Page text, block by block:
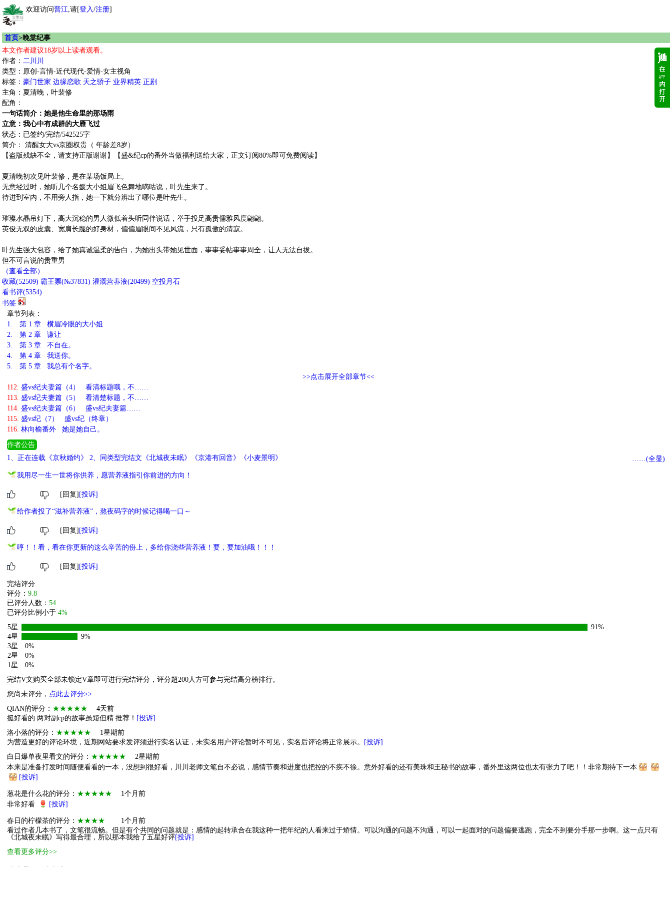
欢迎访问晋江,请[登入/注册]
首页>晚棠纪事
本文作者建议18岁以上读者观看。
作者： 二川川
类型：原创-言情-近代现代-爱情-女主视角
标签： 豪门世家 边缘恋歌 天之骄子 业界精英 正剧
主角：夏清晚，叶裴修
配角：
一句话简介：她是他生命里的那场雨
立意：我心中有成群的大雁飞过
状态：已签约/完结/542525字
简介： 清醒女大vs京圈权贵（ 年龄差8岁）
【盗版残缺不全，请支持正版谢谢】【盛&纪cp的番外当做福利送给大家，正文订阅80%即可免费阅读】
夏清晚初次见叶裴修，是在某场饭局上。
无意经过时，她听几个名媛大小姐眉飞色舞地嘀咕说，叶先生来了。
待进到室内，不用旁人指，她一下就分辨出了哪位是叶先生。
璀璨水晶吊灯下，高大沉稳的男人微低着头听同伴说话，举手投足高贵儒雅风度翩翩。
英俊无双的皮囊、宽肩长腿的好身材，偏偏眉眼间不见风流，只有孤傲的清寂。
叶先生强大包容，给了她真诚温柔的告白，为她出头带她见世面，事事妥帖事事周全，让人无法自拔。
但不可言说的贵重男
（查看全部）
收藏(52509) 霸王票(№37831) 灌溉营养液(20499) 空投月石
看书评(5354)
书签
章节列表：
1.
第 1 章 横眉冷眼的大小姐
2.
第 2 章 谦让
3.
第 3 章 不自在。
4.
第 4 章 我送你。
5.
第 5 章 我总有个名字。
>>点击展开全部章节<<
112. 盛vs纪夫妻篇（4） 看清标题哦，不……
113. 盛vs纪夫妻篇（5） 看清楚标题，不……
114. 盛vs纪夫妻篇（6） 盛vs纪夫妻篇……
115. 盛vs纪（7） 盛vs纪（终章）
116. 林向榆番外 她是她自己。
作者公告
1、正在连载《京秋婚约》 2、同类型完结文《北城夜未眠》《京港有回音》《小麦景明》
……(全显)
我用尽一生一世将你供养，愿营养液指引你前进的方向！
[回复] [投诉]
给作者投了“滋补营养液”，熬夜码字的时候记得喝一口～
[回复] [投诉]
哼！！看，看在你更新的这么辛苦的份上，多给你浇些营养液！要，要加油哦！！！
[回复] [投诉]
完结评分
评分： 9.8
已评分人数： 54
已评分比例小于 4%
5星
91%
4星
9%
3星
0%
2星
0%
1星
0%
完结V文购买全部未锁定V章即可进行完结评分，评分超200人方可参与完结高分榜排行。
您尚未评分， 点此去评分>>
QIAN的评分： ★★★★★
4天前
挺好看的 两对副cp的故事虽短但精 推荐！ [投诉]
洛小落的评分： ★★★★★
1星期前
为营造更好的评论环境，近期网站要求发评须进行实名认证，未实名用户评论暂时不可见，实名后评论将正常展示。
[投诉]
白日爆单夜里看文的评分： ★★★★★
2星期前
本来是准备打发时间随便看看的一本，没想到很好看，川川老师文笔自不必说，感情节奏和进度也把控的不疾不徐。意外好看的还有美珠和王秘书的故事，番外里这两位也太有张力了吧！！非常期待下一本
[投诉]
葱花是什么花的评分： ★★★★★
1个月前
非常好看
[投诉]
春日的柠檬茶的评分： ★★★★
1个月前
看过作者几本书了，文笔很流畅。但是有个共同的问题就是：感情的起转承合在我这种一把年纪的人看来过于矫情。可以沟通的问题不沟通，可以一起面对的问题偏要逃跑，完全不到要分手那一步啊。这一点只有
《北城夜未眠》写得最合理，所以那本我给了五星好评[投诉]
查看更多评分>>